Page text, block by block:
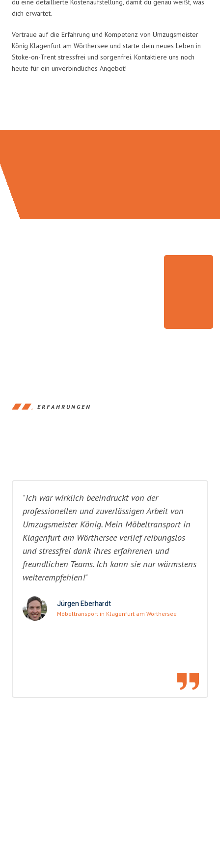
du eine detaillierte Kostenaufstellung, damit du genau weißt, was
dich erwartet.
Vertraue auf die Erfahrung und Kompetenz von Umzugsmeister
König Klagenfurt am Wörthersee und starte dein neues Leben in
Stoke-on-Trent stressfrei und sorgenfrei. Kontaktiere uns noch
heute für ein unverbindliches Angebot!
ERFAHRUNGEN
"Ich war wirklich beeindruckt von der
professionellen und zuverlässigen Arbeit von
Umzugsmeister König. Mein Möbeltransport in
Klagenfurt am Wörthersee verlief reibungslos
und stressfrei dank ihres erfahrenen und
freundlichen Teams. Ich kann sie nur wärmstens
weiterempfehlen!"
Jürgen Eberhardt
Möbeltransport in Klagenfurt am Wörthersee